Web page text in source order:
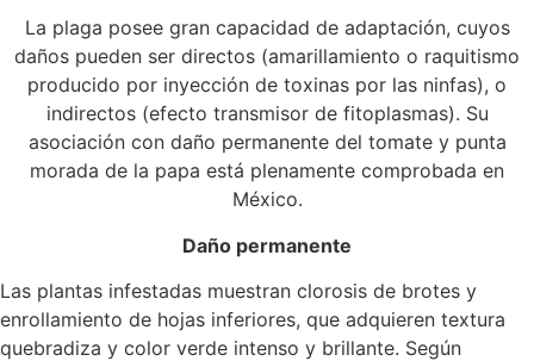
La plaga posee gran capacidad de adaptación, cuyos
daños pueden ser directos (amarillamiento o raquitismo
producido por inyección de toxinas por las ninfas), o
indirectos (efecto transmisor de fitoplasmas). Su
asociación con daño permanente del tomate y punta
morada de la papa está plenamente comprobada en
México.
Daño permanente
Las plantas infestadas muestran clorosis de brotes y
enrollamiento de hojas inferiores, que adquieren textura
quebradiza y color verde intenso y brillante. Según